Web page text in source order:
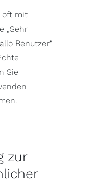
oft mit
„Sehr
Benutzer“
Sie
zur